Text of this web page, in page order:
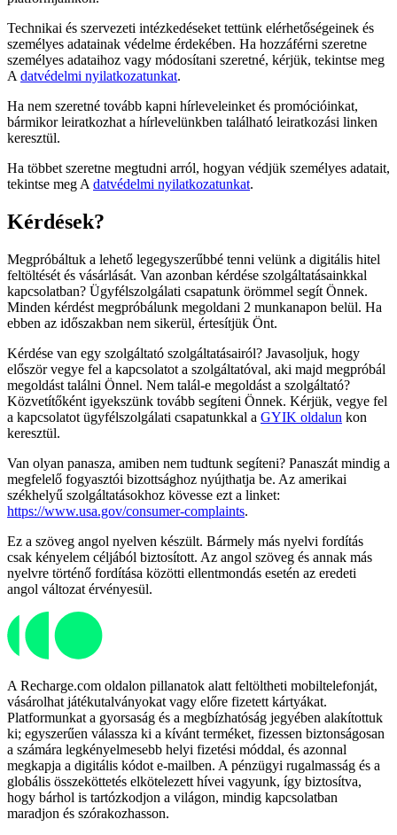
Technikai és szervezeti intézkedéseket tettünk elérhetőségeinek és
személyes adatainak védelme érdekében. Ha hozzáférni szeretne
személyes adataihoz vagy módosítani szeretné, kérjük, tekintse meg
Adatvédelmi nyilatkozatunkat.
Ha nem szeretné tovább kapni hírleveleinket és promócióinkat,
bármikor leiratkozhat a hírlevelünkben található leiratkozási linken
keresztül.
Ha többet szeretne megtudni arról, hogyan védjük személyes adatait,
tekintse meg Adatvédelmi nyilatkozatunkat.
Kérdések?
Megpróbáltuk a lehető legegyszerűbbé tenni velünk a digitális hitel
feltöltését és vásárlását. Van azonban kérdése szolgáltatásainkkal
kapcsolatban? Ügyfélszolgálati csapatunk örömmel segít Önnek.
Minden kérdést megpróbálunk megoldani 2 munkanapon belül. Ha
ebben az időszakban nem sikerül, értesítjük Önt.
Kérdése van egy szolgáltató szolgáltatásairól? Javasoljuk, hogy
először vegye fel a kapcsolatot a szolgáltatóval, aki majd megpróbál
megoldást találni Önnel. Nem talál-e megoldást a szolgáltató?
Közvetítőként igyekszünk tovább segíteni Önnek. Kérjük, vegye fel
a kapcsolatot ügyfélszolgálati csapatunkkal a GYIK oldalun kon
keresztül.
Van olyan panasza, amiben nem tudtunk segíteni? Panaszát mindig a
megfelelő fogyasztói bizottsághoz nyújthatja be. Az amerikai
székhelyű szolgáltatásokhoz kövesse ezt a linket:
https://www.usa.gov/consumer-complaints.
Ez a szöveg angol nyelven készült. Bármely más nyelvi fordítás
csak kényelem céljából biztosított. Az angol szöveg és annak más
nyelvre történő fordítása közötti ellentmondás esetén az eredeti
angol változat érvényesül.
A Recharge.com oldalon pillanatok alatt feltöltheti mobiltelefonját,
vásárolhat játékutalványokat vagy előre fizetett kártyákat.
Platformunkat a gyorsaság és a megbízhatóság jegyében alakítottuk
ki; egyszerűen válassza ki a kívánt terméket, fizessen biztonságosan
a számára legkényelmesebb helyi fizetési móddal, és azonnal
megkapja a digitális kódot e-mailben. A pénzügyi rugalmasság és a
globális összeköttetés elkötelezett hívei vagyunk, így biztosítva,
hogy bárhol is tartózkodjon a világon, mindig kapcsolatban
maradjon és szórakozhasson.